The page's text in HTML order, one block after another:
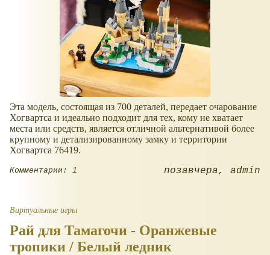
Эта модель, состоящая из 700 деталей, передает очарование
Хогвартса и идеально подходит для тех, кому не хватает
места или средств, является отличной альтернативой более
крупному и детализированному замку и территории
Хогвартса 76419.
Комментарии: 1 позавчера admin
Виртуальные игры
Рай для Тамагочи - Оранжевые
тропики / Белый ледник